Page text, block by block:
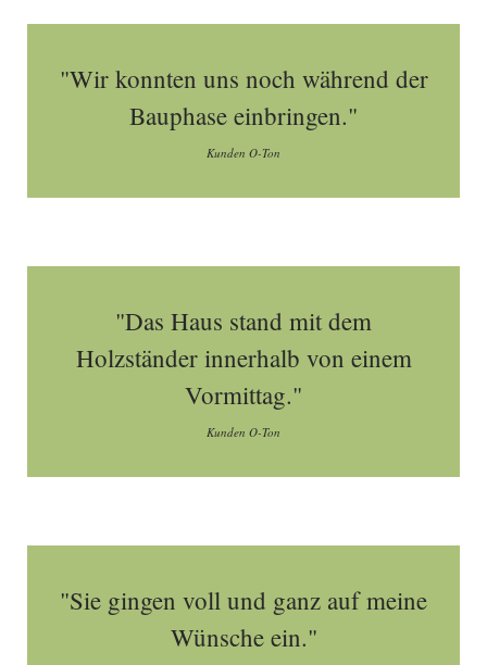
"Wir konnten uns noch während der
Bauphase einbringen."
Kunden O-Ton
"Das Haus stand mit dem
Holzständer innerhalb von einem
Vormittag."
Kunden O-Ton
"Sie gingen voll und ganz auf meine
Wünsche ein."